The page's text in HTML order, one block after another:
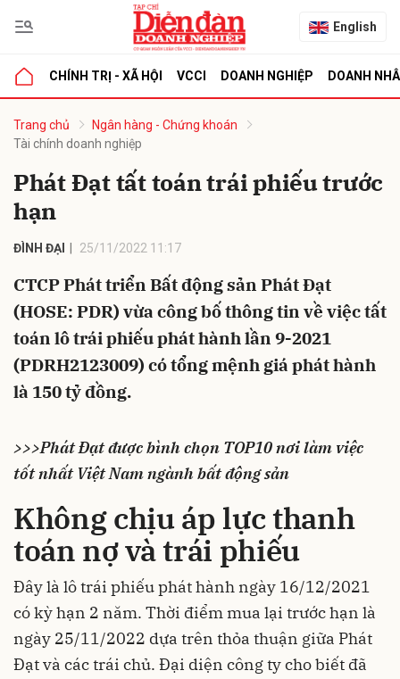
English
CHÍNH TRỊ - XÃ HỘI VCCI DOANH NGHIỆP DOANH
Trang chủ
Ngân hàng - Chứng khoán
Tài chính doanh nghiệp
Phát Đạt tất toán trái phiếu trước
hạn
ĐÌNH ĐẠI 25/11/2022 11:17
CTCP Phát triển Bất động sản Phát Đạt
(HOSE: PDR) vừa công bố thông tin về việc tất
toán lô trái phiếu phát hành lần 9-2021
(PDRH2123009) có tổng mệnh giá phát hành
là 150 tỷ đồng.
>>>Phát Đạt được bình chọn TOP10 nơi làm việc
tốt nhất Việt Nam ngành bất động sản
Không chịu áp lực thanh
toán nợ và trái phiếu
Đây là lô trái phiếu phát hành ngày 16/12/2021
có kỳ hạn 2 năm. Thời điểm mua lại trước hạn là
ngày 25/11/2022 dựa trên thỏa thuận giữa Phát
Đạtvà các trái chủ. Đại diện công ty cho biết đã
luận
Hủy